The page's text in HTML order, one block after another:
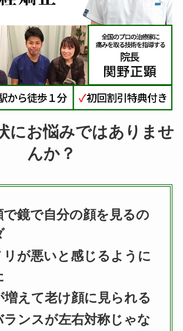
にお悩みではありませ
んか？
で鏡で自分の顔を見るの
リが悪いと感じるように
増えて老け顔に見られる
ランスが左右対称じゃな